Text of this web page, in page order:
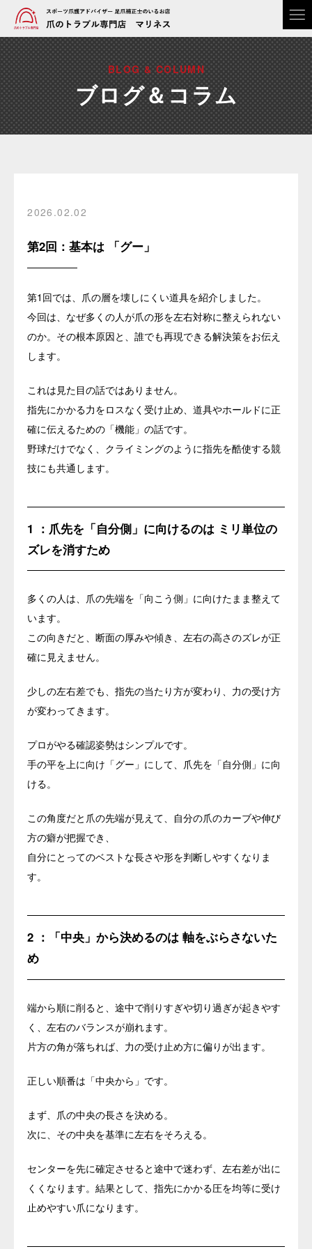
BLOG & COLUMN
ブログ＆コラム
2026.02.02
第2回：基本は 「グー」
第1回では、爪の層を壊しにくい道具を紹介しました。
今回は、なぜ多くの人が爪の形を左右対称に整えられない
のか。その根本原因と、誰でも再現できる解決策をお伝え
します。
これは見た目の話ではありません。
指先にかかる力をロスなく受け止め、道具やホールドに正
確に伝えるための「機能」の話です。
野球だけでなく、クライミングのように指先を酷使する競
技にも共通します。
1 ：爪先を「自分側」に向けるのは ミリ単位の
ズレを消すため
多くの人は、爪の先端を「向こう側」に向けたまま整えて
います。
この向きだと、断面の厚みや傾き、左右の高さのズレが正
確に見えません。
少しの左右差でも、指先の当たり方が変わり、力の受け方
が変わってきます。
プロがやる確認姿勢はシンプルです。
手の平を上に向け「グー」にして、爪先を「自分側」に向
ける。
この角度だと爪の先端が見えて、自分の爪のカーブや伸び
方の癖が把握でき、
自分にとってのベストな長さや形を判断しやすくなりま
す。
2 ：「中央」から決めるのは 軸をぶらさないた
め
端から順に削ると、途中で削りすぎや切り過ぎが起きやす
く、左右のバランスが崩れます。
片方の角が落ちれば、力の受け止め方に偏りが出ます。
正しい順番は「中央から」です。
まず、爪の中央の長さを決める。
次に、その中央を基準に左右をそろえる。
センターを先に確定させると途中で迷わず、左右差が出に
くくなります。結果として、指先にかかる圧を均等に受け
止めやすい爪になります。